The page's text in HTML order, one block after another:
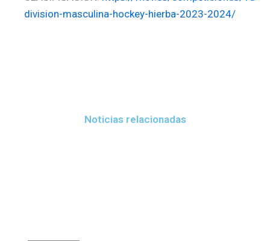
division-masculina-hockey-hierba-2023-2024/
Noticias relacionadas